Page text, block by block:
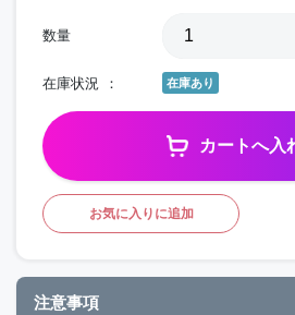
数量
在庫状況 在庫あり
カートへ入
お気に入りに追加
注意事項